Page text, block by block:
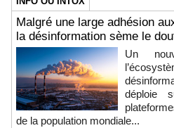
Malgré une large adhésion
la désinformation sème le
Un
déploie
de la population mondiale...